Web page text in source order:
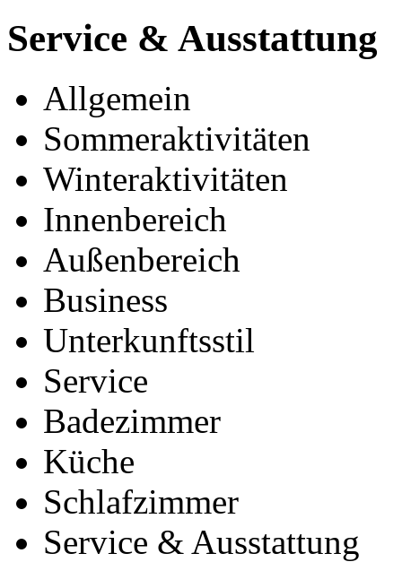
Service & Ausstattung
Allgemein
Sommeraktivitäten
Winteraktivitäten
Innenbereich
Außenbereich
Business
Unterkunftsstil
Service
Badezimmer
Küche
Schlafzimmer
Service & Ausstattung